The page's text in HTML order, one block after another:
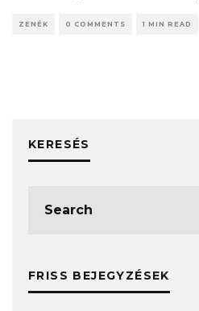
ZENÉK 0 COMMENTS 1 MIN READ
KERESÉS
FRISS BEJEGYZÉSEK